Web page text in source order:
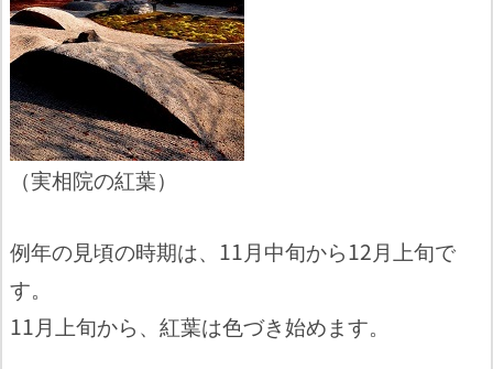
（実相院の紅葉）
例年の見頃の時期は、11月中旬から12月上旬で
す。
11月上旬から、紅葉は色づき始めます。